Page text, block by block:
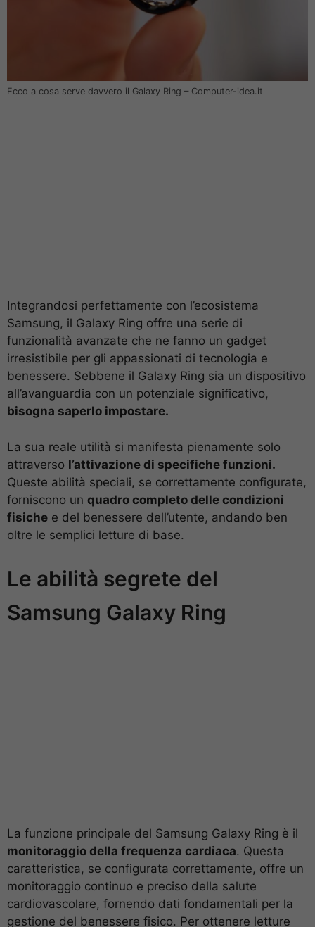
Ecco a cosa serve davvero il Galaxy Ring – Computer-idea.it
Integrandosi perfettamente con l’ecosistema
Samsung, il Galaxy Ring offre una serie di
funzionalità avanzate che ne fanno un gadget
irresistibile per gli appassionati di tecnologia e
benessere. Sebbene il Galaxy Ring sia un dispositivo
all’avanguardia con un potenziale significativo,
bisogna saperlo impostare.
La sua reale utilità si manifesta pienamente solo
attraverso l’attivazione di specifiche funzioni.
Queste abilità speciali, se correttamente configurate,
forniscono un quadro completo delle condizioni
fisiche e del benessere dell’utente, andando ben
oltre le semplici letture di base.
Le abilità segrete del
Samsung Galaxy Ring
La funzione principale del Samsung Galaxy Ring è il
monitoraggio della frequenza cardiaca. Questa
caratteristica, se configurata correttamente, offre un
monitoraggio continuo e preciso della salute
cardiovascolare, fornendo dati fondamentali per la
gestione del benessere fisico. Per ottenere letture